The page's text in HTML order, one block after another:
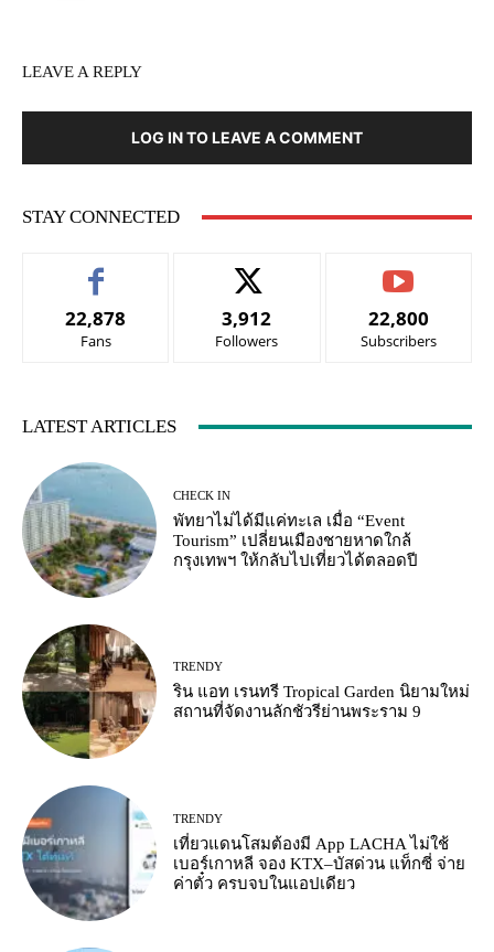
LEAVE A REPLY
LOG IN TO LEAVE A COMMENT
STAY CONNECTED
22,878
Fans
3,912
Followers
22,800
Subscribers
LATEST ARTICLES
CHECK IN
พัทยาไม่ได้มีแค่ทะเล เมื่อ “Event
Tourism” เปลี่ยนเมืองชายหาดใกล้
กรุงเทพฯ ให้กลับไปเที่ยวได้ตลอดปี
TRENDY
ริน แอท เรนทรี Tropical Garden นิยามใหม่
สถานที่จัดงานลักชัวรีย่านพระราม 9
TRENDY
เที่ยวแดนโสมต้องมี App LACHA ไม่ใช้
เบอร์เกาหลี จอง KTX–บัสด่วน แท็กซี่ จ่าย
ค่าตั๋ว ครบจบในแอปเดียว